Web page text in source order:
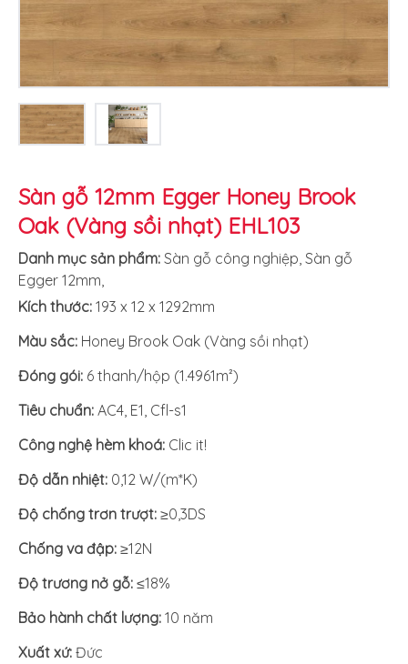
Sàn gỗ 12mm Egger Honey Brook
Oak (Vàng sồi nhạt) EHL103
Danh mục sản phẩm: Sàn gỗ công nghiệp Sàn gỗ
Egger 12mm
Kích thước: 193 x 12 x 1292mm
Màu sắc: Honey Brook Oak (Vàng sồi nhạt)
Đóng gói: 6 thanh/hộp (1.4961m²)
Tiêu chuẩn: AC4, E1, Cfl-s1
Công nghệ hèm khoá: Clic it!
Độ dẫn nhiệt: 0,12 W/(m*K)
Độ chống trơn trượt: ≥0,3DS
Chống va đập: ≥12N
Độ trương nở gỗ: ≤18%
Bảo hành chất lượng: 10 năm
Xuất xứ: Đức